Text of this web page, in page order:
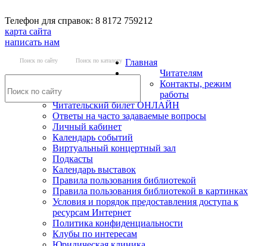
Телефон для справок: 8 8172 759212
карта сайта
написать нам
Поиск по сайту Поиск по каталогу Главная
Читателям
Контакты, режим
работы
Читательский билет ОНЛАЙН
Ответы на часто задаваемые вопросы
Личный кабинет
Календарь событий
Виртуальный концертный зал
Подкасты
Календарь выставок
Правила пользования библиотекой
Правила пользования библиотекой в картинках
Условия и порядок предоставления доступа к
ресурсам Интернет
Политика конфиденциальности
Клубы по интересам